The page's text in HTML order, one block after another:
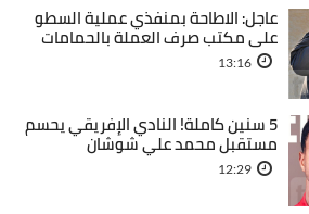
عاجل: الاطاحة بمنفذي عملية السطو
على مكتب صرف العملة بالحمامات
13:16
5 سنين كاملة! النادي الإفريقي يحسم
مستقبل محمد علي شوشان
12:29